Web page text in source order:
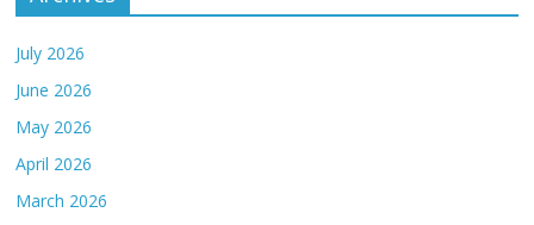
July 2026
June 2026
May 2026
April 2026
March 2026